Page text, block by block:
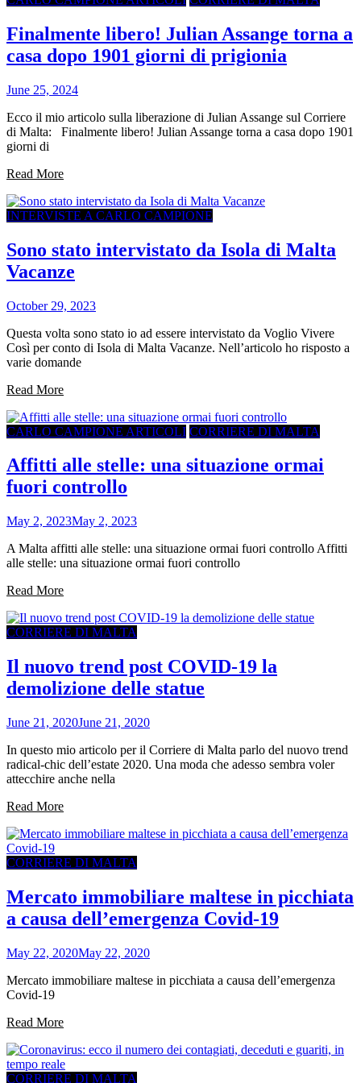
Finalmente libero! Julian Assange torna a
casa dopo 1901 giorni di prigionia
June 25, 2024
Ecco il mio articolo sulla liberazione di Julian Assange sul Corriere
di Malta: Finalmente libero! Julian Assange torna a casa dopo 1901
giorni di
Read More
INTERVISTE A CARLO CAMPIONE
Sono stato intervistato da Isola di Malta
Vacanze
October 29, 2023
Questa volta sono stato io ad essere intervistato da Voglio Vivere
Così per conto di Isola di Malta Vacanze. Nell’articolo ho risposto a
varie domande
Read More
CARLO CAMPIONE ARTICOLI CORRIERE DI MALTA
Affitti alle stelle: una situazione ormai
fuori controllo
May 2, 2023May 2, 2023
A Malta affitti alle stelle: una situazione ormai fuori controllo Affitti
alle stelle: una situazione ormai fuori controllo
Read More
CORRIERE DI MALTA
Il nuovo trend post COVID-19 la
demolizione delle statue
June 21, 2020June 21, 2020
In questo mio articolo per il Corriere di Malta parlo del nuovo trend
radical-chic dell’estate 2020. Una moda che adesso sembra voler
attecchire anche nella
Read More
CORRIERE DI MALTA
Mercato immobiliare maltese in picchiata
a causa dell’emergenza Covid-19
May 22, 2020May 22, 2020
Mercato immobiliare maltese in picchiata a causa dell’emergenza
Covid-19
Read More
CORRIERE DI MALTA